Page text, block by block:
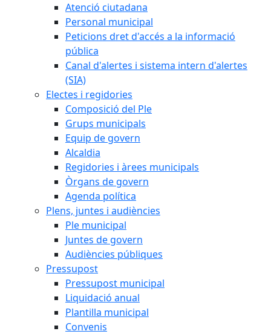
Atenció ciutadana
Personal municipal
Peticions dret d'accés a la informació
pública
Canal d'alertes i sistema intern d'alertes
(SIA)
Electes i regidories
Composició del Ple
Grups municipals
Equip de govern
Alcaldia
Regidories i àrees municipals
Òrgans de govern
Agenda política
Plens, juntes i audiències
Ple municipal
Juntes de govern
Audiències públiques
Pressupost
Pressupost municipal
Liquidació anual
Plantilla municipal
Convenis